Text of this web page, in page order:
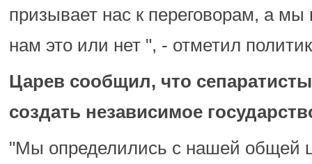
призывает нас к переговорам, а
нам это или нет ", - отметил
Царев сообщил, что
создать независимое
"Мы определились с нашей общей